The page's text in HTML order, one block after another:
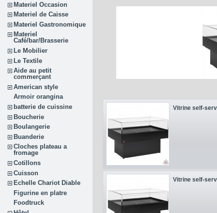
Materiel Occasion
Materiel de Caisse
Materiel Gastronomique
Materiel
Café/bar/Brasserie
Le Mobilier
Le Textile
Aide au petit
commerçant
American style
Armoir orangina
batterie de cuissine
Boucherie
Boulangerie
Buanderie
Cloches plateau a
fromage
Cotillons
Cuisson
Echelle Chariot Diable
Figurine en platre
Foodtruck
Vitrine self-
Vitrine self-